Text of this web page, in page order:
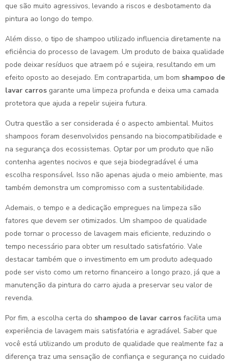
que são muito agressivos, levando a riscos e desbotamento da
pintura ao longo do tempo.
Além disso, o tipo de shampoo utilizado influencia diretamente na
eficiência do processo de lavagem. Um produto de baixa qualidade
pode deixar resíduos que atraem pó e sujeira, resultando em um
efeito oposto ao desejado. Em contrapartida, um bom shampoo de
lavar carros garante uma limpeza profunda e deixa uma camada
protetora que ajuda a repelir sujeira futura.
Outra questão a ser considerada é o aspecto ambiental. Muitos
shampoos foram desenvolvidos pensando na biocompatibilidade e
na segurança dos ecossistemas. Optar por um produto que não
contenha agentes nocivos e que seja biodegradável é uma
escolha responsável. Isso não apenas ajuda o meio ambiente, mas
também demonstra um compromisso com a sustentabilidade.
Ademais, o tempo e a dedicação empregues na limpeza são
fatores que devem ser otimizados. Um shampoo de qualidade
pode tornar o processo de lavagem mais eficiente, reduzindo o
tempo necessário para obter um resultado satisfatório. Vale
destacar também que o investimento em um produto adequado
pode ser visto como um retorno financeiro a longo prazo, já que a
manutenção da pintura do carro ajuda a preservar seu valor de
revenda.
Por fim, a escolha certa do shampoo de lavar carros facilita uma
experiência de lavagem mais satisfatória e agradável. Saber que
você está utilizando um produto de qualidade que realmente faz a
diferença traz uma sensação de confiança e segurança no cuidado